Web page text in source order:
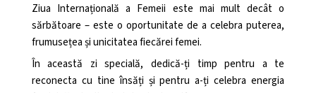
Ziua Internațională a Femeii este mai mult decât o
sărbătoare – este o oportunitate de a celebra puterea,
frumusețea și unicitatea fiecărei femei.
În această zi specială, dedică-ți timp pentru a te
reconecta cu tine însăți și pentru a-ți celebra energia